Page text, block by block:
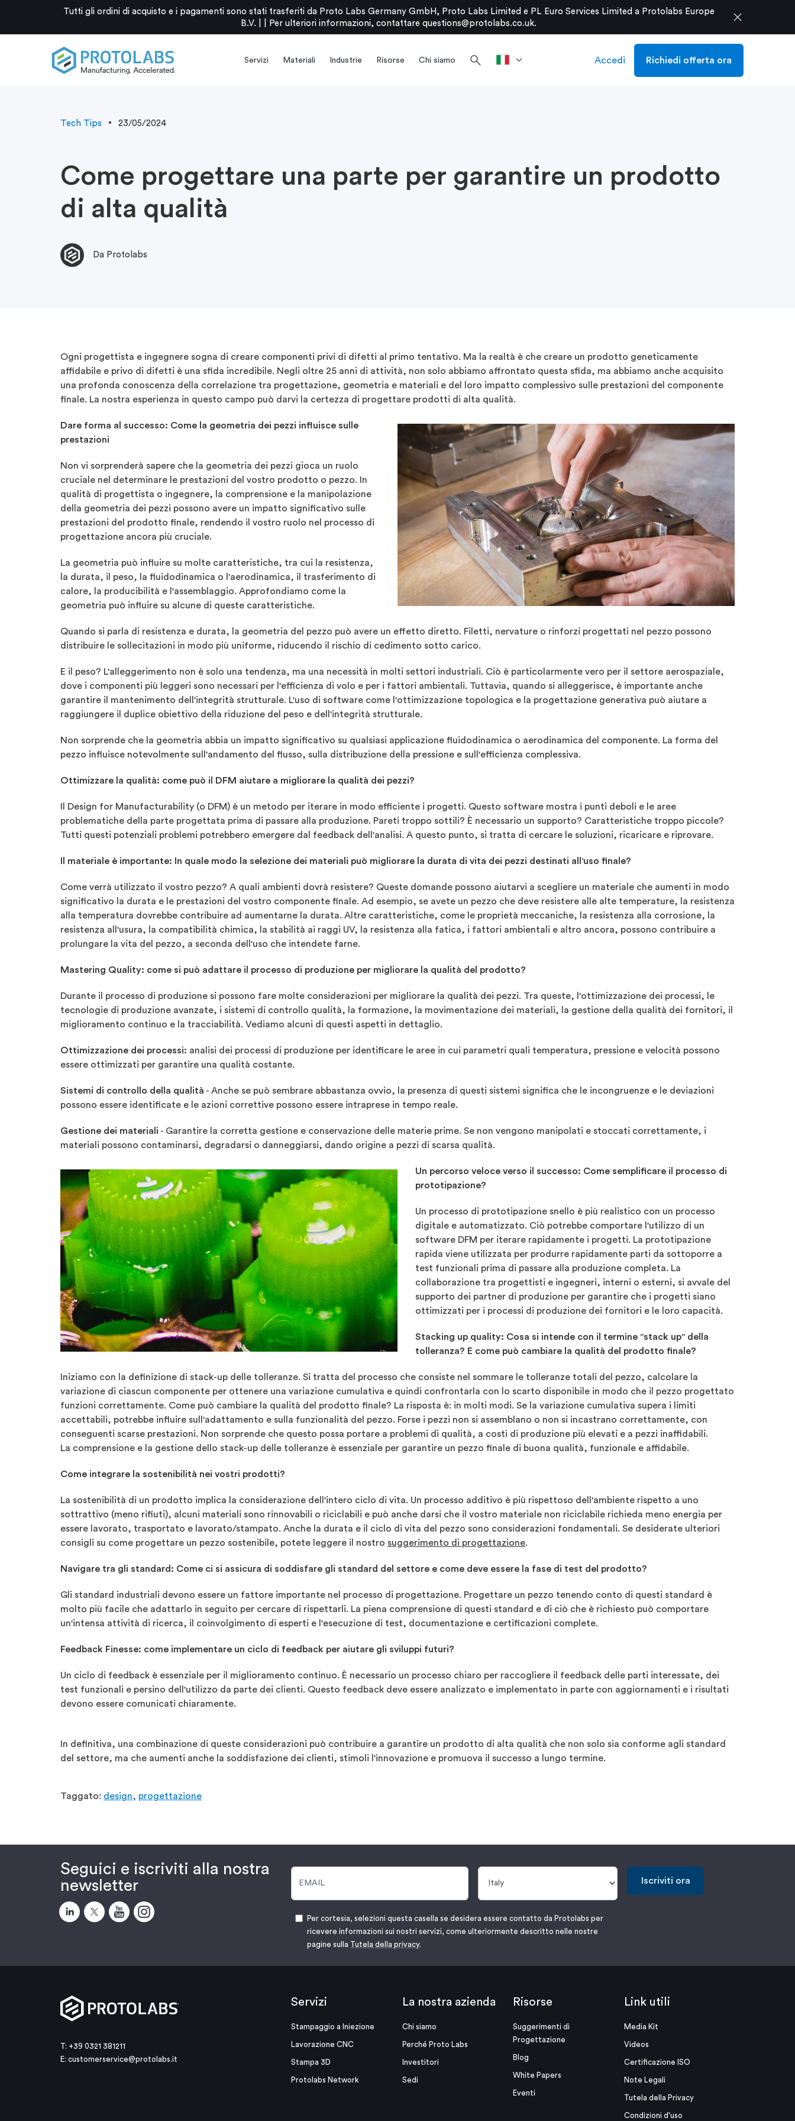
Tutti gli ordini di acquisto e i pagamenti sono stati trasferiti da Proto Labs Germany GmbH, Proto Labs Limited e PL Euro Services Limited a Protolabs Europe
B.V. |
Per ulteriori informazioni, contattare questions@protolabs.co.uk. close
Servizi Materiali Industrie Risorse Chi siamo search Accedi Richiedi offerta ora
Tech Tips 23/05/2024
Come progettare una parte per garantire un prodotto
di alta qualità
Da Protolabs
Ogni progettista e ingegnere sogna di creare componenti privi di difetti al primo tentativo. Ma la realtà è che creare un prodotto geneticamente
affidabile e privo di difetti è una sfida incredibile. Negli oltre 25 anni di attività, non solo abbiamo affrontato questa sfida, ma abbiamo anche acquisito
una profonda conoscenza della correlazione tra progettazione, geometria e materiali e del loro impatto complessivo sulle prestazioni del componente
finale. La nostra esperienza in questo campo può darvi la certezza di progettare prodotti di alta qualità.
Dare forma al successo: Come la geometria dei pezzi influisce sulle
prestazioni
Non vi sorprenderà sapere che la geometria dei pezzi gioca un ruolo
cruciale nel determinare le prestazioni del vostro prodotto o pezzo. In
qualità di progettista o ingegnere, la comprensione e la manipolazione
della geometria dei pezzi possono avere un impatto significativo sulle
prestazioni del prodotto finale, rendendo il vostro ruolo nel processo di
progettazione ancora più cruciale.
La geometria può influire su molte caratteristiche, tra cui la resistenza,
la durata, il peso, la fluidodinamica o l'aerodinamica, il trasferimento di
calore, la producibilità e l'assemblaggio. Approfondiamo come la
geometria può influire su alcune di queste caratteristiche.
Quando si parla di resistenza e durata, la geometria del pezzo può avere un effetto diretto. Filetti, nervature o rinforzi progettati nel pezzo possono
distribuire le sollecitazioni in modo più uniforme, riducendo il rischio di cedimento sotto carico.
E il peso? L'alleggerimento non è solo una tendenza, ma una necessità in molti settori industriali. Ciò è particolarmente vero per il settore aerospaziale,
dove i componenti più leggeri sono necessari per l'efficienza di volo e per i fattori ambientali. Tuttavia, quando si alleggerisce, è importante anche
garantire il mantenimento dell'integrità strutturale. L'uso di software come l'ottimizzazione topologica e la progettazione generativa può aiutare a
raggiungere il duplice obiettivo della riduzione del peso e dell'integrità strutturale.
Non sorprende che la geometria abbia un impatto significativo su qualsiasi applicazione fluidodinamica o aerodinamica del componente. La forma del
pezzo influisce notevolmente sull'andamento del flusso, sulla distribuzione della pressione e sull'efficienza complessiva.
Ottimizzare la qualità: come può il DFM aiutare a migliorare la qualità dei pezzi?
Il Design for Manufacturability (o DFM) è un metodo per iterare in modo efficiente i progetti. Questo software mostra i punti deboli e le aree
problematiche della parte progettata prima di passare alla produzione. Pareti troppo sottili? È necessario un supporto? Caratteristiche troppo piccole?
Tutti questi potenziali problemi potrebbero emergere dal feedback dell'analisi. A questo punto, si tratta di cercare le soluzioni, ricaricare e riprovare.
Il materiale è importante: In quale modo la selezione dei materiali può migliorare la durata di vita dei pezzi destinati all'uso finale?
Come verrà utilizzato il vostro pezzo? A quali ambienti dovrà resistere? Queste domande possono aiutarvi a scegliere un materiale che aumenti in modo
significativo la durata e le prestazioni del vostro componente finale. Ad esempio, se avete un pezzo che deve resistere alle alte temperature, la resistenza
alla temperatura dovrebbe contribuire ad aumentarne la durata. Altre caratteristiche, come le proprietà meccaniche, la resistenza alla corrosione, la
resistenza all'usura, la compatibilità chimica, la stabilità ai raggi UV, la resistenza alla fatica, i fattori ambientali e altro ancora, possono contribuire a
prolungare la vita del pezzo, a seconda dell'uso che intendete farne.
Mastering Quality: come si può adattare il processo di produzione per migliorare la qualità del prodotto?
Durante il processo di produzione si possono fare molte considerazioni per migliorare la qualità dei pezzi. Tra queste, l'ottimizzazione dei processi, le
tecnologie di produzione avanzate, i sistemi di controllo qualità, la formazione, la movimentazione dei materiali, la gestione della qualità dei fornitori, il
miglioramento continuo e la tracciabilità. Vediamo alcuni di questi aspetti in dettaglio.
Ottimizzazione dei processi: analisi dei processi di produzione per identificare le aree in cui parametri quali temperatura, pressione e velocità possono
essere ottimizzati per garantire una qualità costante.
Sistemi di controllo della qualità - Anche se può sembrare abbastanza ovvio, la presenza di questi sistemi significa che le incongruenze e le deviazioni
possono essere identificate e le azioni correttive possono essere intraprese in tempo reale.
Gestione dei materiali - Garantire la corretta gestione e conservazione delle materie prime. Se non vengono manipolati e stoccati correttamente, i
materiali possono contaminarsi, degradarsi o danneggiarsi, dando origine a pezzi di scarsa qualità.
Un percorso veloce verso il successo: Come semplificare il processo di
prototipazione?
Un processo di prototipazione snello è più realistico con un processo
digitale e automatizzato. Ciò potrebbe comportare l'utilizzo di un
software DFM per iterare rapidamente i progetti. La prototipazione
rapida viene utilizzata per produrre rapidamente parti da sottoporre a
test funzionali prima di passare alla produzione completa. La
collaborazione tra progettisti e ingegneri, interni o esterni, si avvale del
supporto dei partner di produzione per garantire che i progetti siano
ottimizzati per i processi di produzione dei fornitori e le loro capacità.
Stacking up quality: Cosa si intende con il termine "stack up" della
tolleranza? E come può cambiare la qualità del prodotto finale?
Iniziamo con la definizione di stack-up delle tolleranze. Si tratta del processo che consiste nel sommare le tolleranze totali del pezzo, calcolare la
variazione di ciascun componente per ottenere una variazione cumulativa e quindi confrontarla con lo scarto disponibile in modo che il pezzo progettato
funzioni correttamente. Come può cambiare la qualità del prodotto finale? La risposta è: in molti modi. Se la variazione cumulativa supera i limiti
accettabili, potrebbe influire sull'adattamento e sulla funzionalità del pezzo. Forse i pezzi non si assemblano o non si incastrano correttamente, con
conseguenti scarse prestazioni. Non sorprende che questo possa portare a problemi di qualità, a costi di produzione più elevati e a pezzi inaffidabili.
La comprensione e la gestione dello stack-up delle tolleranze è essenziale per garantire un pezzo finale di buona qualità, funzionale e affidabile.
Come integrare la sostenibilità nei vostri prodotti?
La sostenibilità di un prodotto implica la considerazione dell'intero ciclo di vita. Un processo additivo è più rispettoso dell'ambiente rispetto a uno
sottrattivo (meno rifiuti), alcuni materiali sono rinnovabili o riciclabili e può anche darsi che il vostro materiale non riciclabile richieda meno energia per
essere lavorato, trasportato e lavorato/stampato. Anche la durata e il ciclo di vita del pezzo sono considerazioni fondamentali. Se desiderate ulteriori
consigli su come progettare un pezzo sostenibile, potete leggere il nostro suggerimento di progettazione.
Navigare tra gli standard: Come ci si assicura di soddisfare gli standard del settore e come deve essere la fase di test del prodotto?
Gli standard industriali devono essere un fattore importante nel processo di progettazione. Progettare un pezzo tenendo conto di questi standard è
molto più facile che adattarlo in seguito per cercare di rispettarli. La piena comprensione di questi standard e di ciò che è richiesto può comportare
un'intensa attività di ricerca, il coinvolgimento di esperti e l'esecuzione di test, documentazione e certificazioni complete.
Feedback Finesse: come implementare un ciclo di feedback per aiutare gli sviluppi futuri?
Un ciclo di feedback è essenziale per il miglioramento continuo. È necessario un processo chiaro per raccogliere il feedback delle parti interessate, dei
test funzionali e persino dell'utilizzo da parte dei clienti. Questo feedback deve essere analizzato e implementato in parte con aggiornamenti e i risultati
devono essere comunicati chiaramente.
In definitiva, una combinazione di queste considerazioni può contribuire a garantire un prodotto di alta qualità che non solo sia conforme agli standard
del settore, ma che aumenti anche la soddisfazione dei clienti, stimoli l'innovazione e promuova il successo a lungo termine.
Taggato: design, progettazione
Seguici e iscriviti alla nostra
newsletter
Iscriviti ora
Per cortesia, selezioni questa casella se desidera essere contatto da Protolabs per
ricevere informazioni sui nostri servizi, come ulteriormente descritto nelle nostre
pagine sulla Tutela della privacy.
T: +39 0321 381211
E: customerservice@protolabs.it
Servizi
Stampaggio a Iniezione
Lavorazione CNC
Stampa 3D
Protolabs Network
La nostra azienda
Chi siamo
Perché Proto Labs
Investitori
Sedi
Risorse
Suggerimenti di
Progettazione
Blog
White Papers
Eventi
Link utili
Media Kit
Videos
Certificazione ISO
Note Legali
Tutela della Privacy
Condizioni d'uso